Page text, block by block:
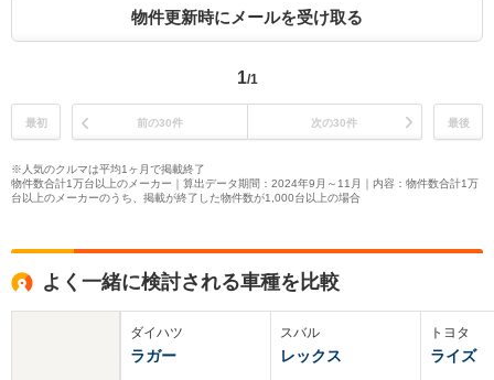
物件更新時にメールを受け取る
1/1
最初 前の30件 次の30件 最後
※人気のクルマは平均1ヶ月で掲載終了
物件数合計1万台以上のメーカー｜算出データ期間：2024年9月～11月｜内容：物件数合計1万
台以上のメーカーのうち、掲載が終了した物件数が1,000台以上の場合
よく一緒に検討される車種を比較
ダイハツ
ラガー
スバル
レックス
トヨタ
ライズ